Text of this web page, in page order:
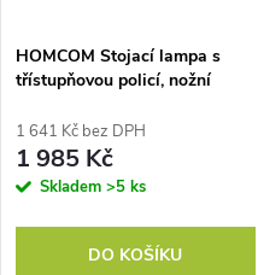
HOMCOM Stojací lampa s
třístupňovou policí, nožní
černá barva
1 641 Kč bez DPH
1 985 Kč
Skladem >5 ks
DO KOŠÍKU